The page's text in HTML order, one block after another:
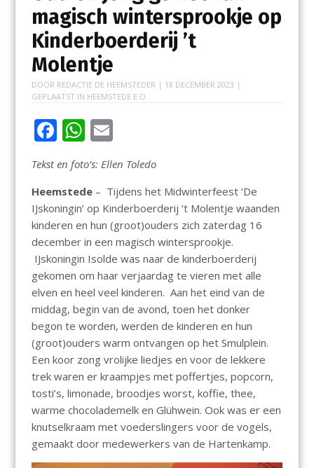
magisch wintersprookje op
Kinderboerderij ’t
Molentje
DOOR REDACTIE DE HEEMSTEDER | 18 DECEMBER 2023 |
GEPLAATST IN HEEMSTEDE E.O.
F
ac
e
b
o
o
k
W
at
s
A
p
p
E
ai
l
Tekst en foto’s: Ellen Toledo
Heemstede– Tijdens het Midwinterfeest ‘De
IJskoningin’ op Kinderboerderij ’t Molentje waanden
kinderen en hun (groot)ouders zich zaterdag 16
december in een magisch wintersprookje.
IJskoningin Isolde was naar de kinderboerderij
gekomen om haar verjaardag te vieren met alle
elven en heel veel kinderen. Aan het eind van de
middag, begin van de avond, toen het donker
begon te worden, werden de kinderen en hun
(groot)ouders warm ontvangen op het Smulplein.
Een koor zong vrolijke liedjes en voor de lekkere
trek waren er kraampjes met poffertjes, popcorn,
tosti’s, limonade, broodjes worst, koffie, thee,
warme chocolademelk en Glühwein. Ook was er een
knutselkraam met voederslingers voor de vogels,
gemaakt door medewerkers van de Hartenkamp.